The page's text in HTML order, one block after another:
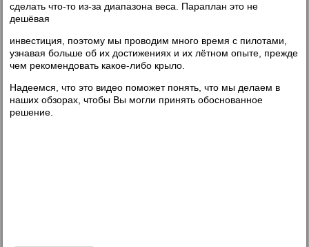
сделать что-то из-за диапазона веса. Параплан это не
дешёвая
инвестиция, поэтому мы проводим много время с пилотами,
узнавая больше об их достижениях и их лётном опыте, прежде
чем рекомендовать какое-либо крыло.
Надеемся, что это видео поможет понять, что мы делаем в
наших обзорах, чтобы Вы могли принять обоснованное
решение.